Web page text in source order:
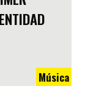
Música